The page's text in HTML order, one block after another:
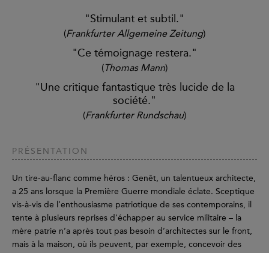
"Stimulant et subtil."
(Frankfurter Allgemeine Zeitung)
"Ce témoignage restera."
(Thomas Mann)
"Une critique fantastique très lucide de la
société."
(Frankfurter Rundschau)
PRÉSENTATION
Un tire-au-flanc comme héros : Genêt, un talentueux architecte,
a 25 ans lorsque la Première Guerre mondiale éclate. Sceptique
vis-à-vis de l’enthousiasme patriotique de ses contemporains, il
tente à plusieurs reprises d’échapper au service militaire – la
mère patrie n’a après tout pas besoin d’architectes sur le front,
mais à la maison, où ils peuvent, par exemple, concevoir des